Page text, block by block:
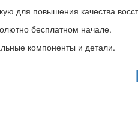
для повышения качества
бесплатном начале.
компоненты и детали.